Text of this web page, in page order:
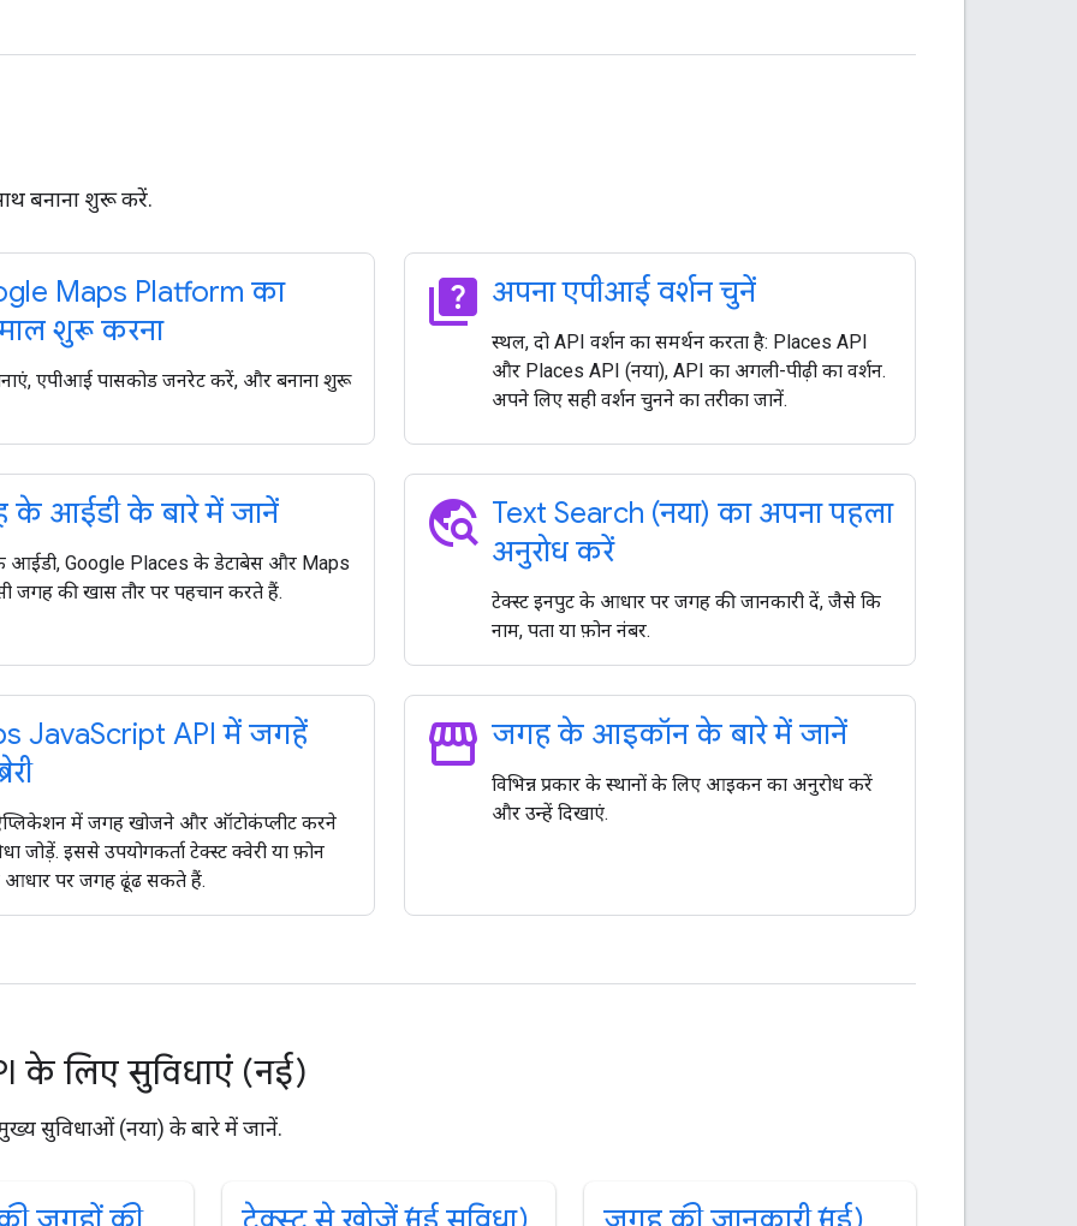
बनाना शुरू करें.
Maps Platform का
शुरू करना
एपीआई पासकोड जनरेट करें, और बनाना शुरू
quiz अपना एपीआई वर्शन चुनें
स्थल, दो API वर्शन का समर्थन करता है: Places API
और Places API (नया), API का अगली-पीढ़ी का वर्शन.
अपने लिए सही वर्शन चुनने का तरीका जानें.
के आईडी के बारे में जानें
आईडी, Google Places के डेटाबेस और Maps
जगह की खास तौर पर पहचान करते हैं.
travel_explore Text Search (नया) का अपना पहला
अनुरोध करें
टेक्स्ट इनपुट के आधार पर जगह की जानकारी दें, जैसे कि
नाम, पता या फ़ोन नंबर.
JavaScript API में जगहें
में जगह खोजने और ऑटोकंप्लीट करने
जोड़ें. इससे उपयोगकर्ता टेक्स्ट क्वेरी या फ़ोन
आधार पर जगह ढूंढ सकते हैं.
storefront जगह के आइकॉन के बारे में जानें
विभिन्न प्रकार के स्थानों के लिए आइकन का अनुरोध करें
और उन्हें दिखाएं.
के लिए सुविधाएं (नई)
सुविधाओं (नया) के बारे में जानें.